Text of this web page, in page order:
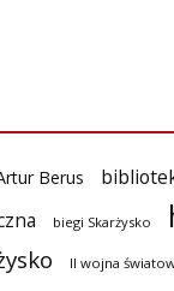
Berus
biegi Skarżysko
II wojna